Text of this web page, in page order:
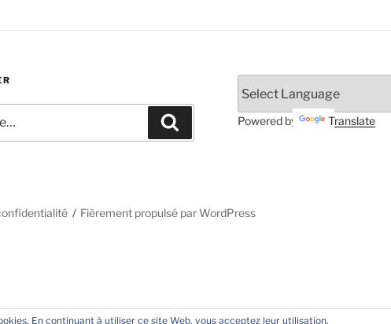
RecherchePowered by Translate
Fièrement propulsé par WordPress
En continuant à utiliser ce site Web, vous acceptez leur utilisation.